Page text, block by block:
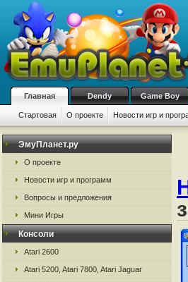
Главная Dendy Game Boy
Стартовая О проекте Новости игр и
ЭмуПланет.ру
О проекте
Новости игр и программ
Вопросы и предложения
Мини Игры
Консоли
Atari 2600
Atari 5200, Atari 7800, Atari Jaguar